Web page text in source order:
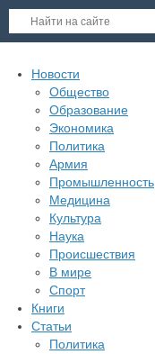
Новости
Общество
Образование
Экономика
Политика
Армия
Промышленность
Медицина
Культура
Наука
Происшествия
В мире
Спорт
Книги
Статьи
Политика